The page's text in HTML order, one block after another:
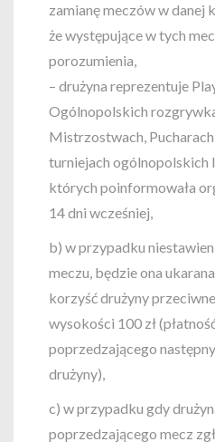
zamianę meczów w danej
że występujące w tych
porozumienia,
– drużyna reprezentuje
Ogólnopolskich
Mistrzostwach,
turniejach ogólnopolskich
których poinformowała
14 dni wcześniej,
b) w przypadku
meczu, będzie ona
korzyść drużyny
wysokości 100 zł
poprzedzającego
drużyny),
c) w przypadku gdy
poprzedzającego mecz